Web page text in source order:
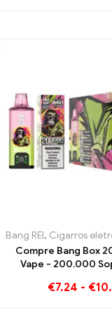
,
Bang REI, Cigarros
Compre Bang Box
Vape - 200.000
€7.24 - €